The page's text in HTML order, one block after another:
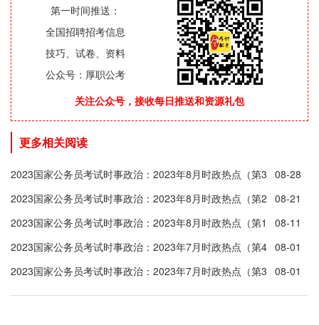
第一时间推送：
全国招聘招考信息
技巧、试卷、资料
公众号：厚职公考
关注公众号，接收每日推送和资源礼包
更多相关阅读
2023国家公务员考试时事政治：2023年8月时政热点（第3
周）
08-28
2023国家公务员考试时事政治：2023年8月时政热点（第2
周）
08-21
2023国家公务员考试时事政治：2023年8月时政热点（第1
周）
08-11
2023国家公务员考试时事政治：2023年7月时政热点（第4
周）
08-01
2023国家公务员考试时事政治：2023年7月时政热点（第3 08-01